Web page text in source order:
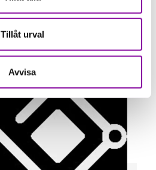
Tillåt urval
Avvisa